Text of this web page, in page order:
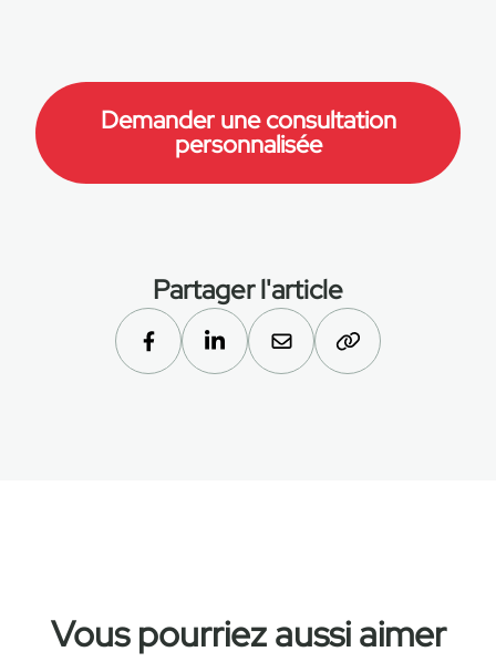
Demander une consultation
personnalisée
Partager l'article
Vous pourriez aussi aimer